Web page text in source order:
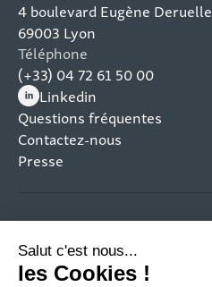
4 boulevard Eugène Deruelle
69003 Lyon
Téléphone
(+33) 04 72 61 50 00
Linkedin
(nouvelle fenêtre)
Questions fréquentes
Contactez-nous
Presse
Mentions légales
Plan du site
Politique de confidentialité